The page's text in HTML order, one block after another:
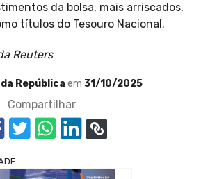
da bolsa, mais arriscados,
títulos do Tesouro Nacional.
Reuters
República em 31/10/2025
Compartilhar